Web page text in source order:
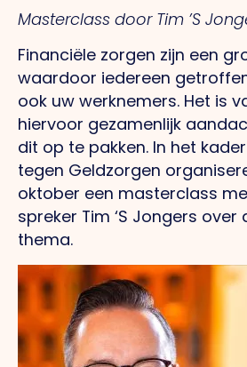
Masterclass door Tim ’S
Financiële zorgen zijn een
waardoor iedereen
ook uw werknemers. Het is
hiervoor gezamenlijk
dit op te pakken. In het
tegen Geldzorgen
oktober een masterclass
spreker Tim ‘S Jongers
thema.